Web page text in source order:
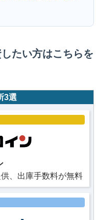
たい方はこちらを
3選
、出庫手数料が無料